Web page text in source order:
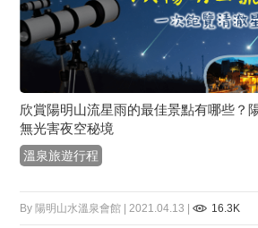
欣賞陽明山流星雨的最佳景點有哪些？
無光害夜空秘境
溫泉旅遊行程
By 陽明山水溫泉會館 | 2021.04.13 | 16.3K